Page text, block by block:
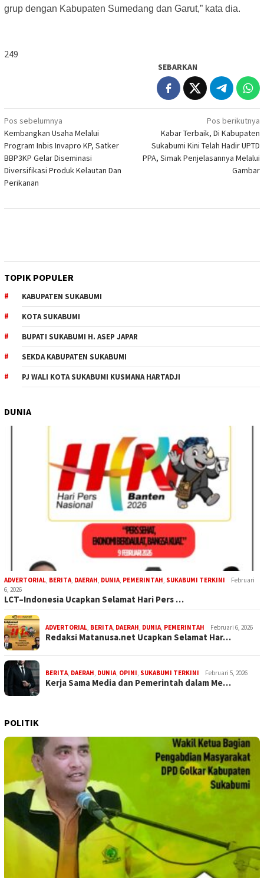
grup dengan Kabupaten Sumedang dan Garut,” kata dia.
249
SEBARKAN
Navigasi
pos
Pos sebelumnya
Kembangkan Usaha Melalui
Program Inbis Invapro KP, Satker
BBP3KP Gelar Diseminasi
Diversifikasi Produk Kelautan Dan
Perikanan
Pos berikutnya
Kabar Terbaik, Di Kabupaten
Sukabumi Kini Telah Hadir UPTD
PPA, Simak Penjelasannya Melalui
Gambar
TOPIK POPULER
KABUPATEN SUKABUMI
KOTA SUKABUMI
BUPATI SUKABUMI H. ASEP JAPAR
SEKDA KABUPATEN SUKABUMI
PJ WALI KOTA SUKABUMI KUSMANA HARTADJI
DUNIA
ADVERTORIAL, BERITA, DAERAH, DUNIA, PEMERINTAH, SUKABUMI TERKINI
Februari
6, 2026
LCT–Indonesia Ucapkan Selamat Hari Pers …
ADVERTORIAL, BERITA, DAERAH, DUNIA, PEMERINTAH Februari 6, 2026
Redaksi Matanusa.net Ucapkan Selamat Har…
BERITA, DAERAH, DUNIA, OPINI, SUKABUMI TERKINI Februari 5, 2026
Kerja Sama Media dan Pemerintah dalam Me…
POLITIK